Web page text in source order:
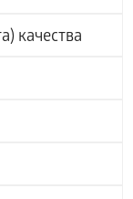
качества